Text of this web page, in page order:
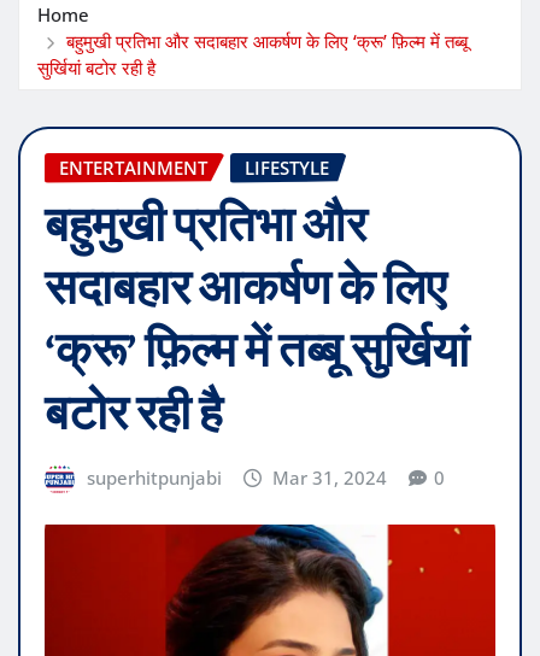
Home
बहुमुखी प्रतिभा और सदाबहार आकर्षण के लिए ‘क्रू’ फ़िल्म में तब्बू
सुर्खियां बटोर रही है
ENTERTAINMENT LIFESTYLE
बहुमुखी प्रतिभा और
सदाबहार आकर्षण के लिए
‘क्रू’ फ़िल्म में तब्बू सुर्खियां
बटोर रही है
superhitpunjabi Mar 31, 2024 0